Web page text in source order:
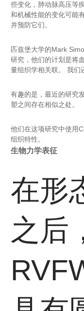
些变化，肺动脉高压等
和机械性能的变化可能
并预防它们。
匹兹堡大学的Mark
研究，他们的计划是将
量组织学相关联。 我们
有趣的是，最近的研究
塑之间存在相似之处。
他们在这项研究中使用
组织特性。
生物力学表征
在形
之后